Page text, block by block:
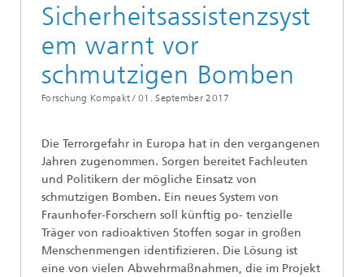
Sicherheitsassistenzsyst
em warnt vor
schmutzigen Bomben
Forschung Kompakt / 01. September 2017
Die Terrorgefahr in Europa hat in den vergangenen
Jahren zugenommen. Sorgen bereitet Fachleuten
und Politikern der mögliche Einsatz von
schmutzigen Bomben. Ein neues System von
Fraunhofer-Forschern soll künftig po- tenzielle
Träger von radioaktiven Stoffen sogar in großen
Menschenmengen identifizieren. Die Lösung ist
eine von vielen Abwehrmaßnahmen, die im Projekt